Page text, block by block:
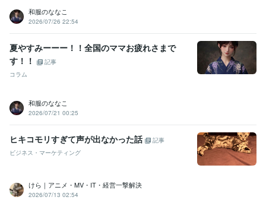
和服のななこ
2026/07/26 22:54
夏やすみーーー！！全国のママお疲れさまで
す！！
記事
コラム
和服のななこ
2026/07/21 00:25
ヒキコモリすぎて声が出なかった話
記事
ビジネス・マーケティング
けら｜アニメ・MV・IT・経営一撃解決
2026/07/13 02:54